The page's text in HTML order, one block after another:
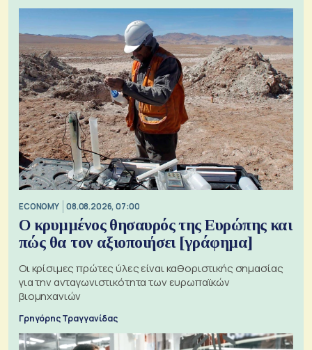
ECONOMY 08.08.2026, 07:00
Ο κρυμμένος θησαυρός της Ευρώπης και
πώς θα τον αξιοποιήσει [γράφημα]
Οι κρίσιμες πρώτες ύλες είναι καθοριστικής σημασίας
για την ανταγωνιστικότητα των ευρωπαϊκών
βιομηχανιών
Γρηγόρης Τραγγανίδας